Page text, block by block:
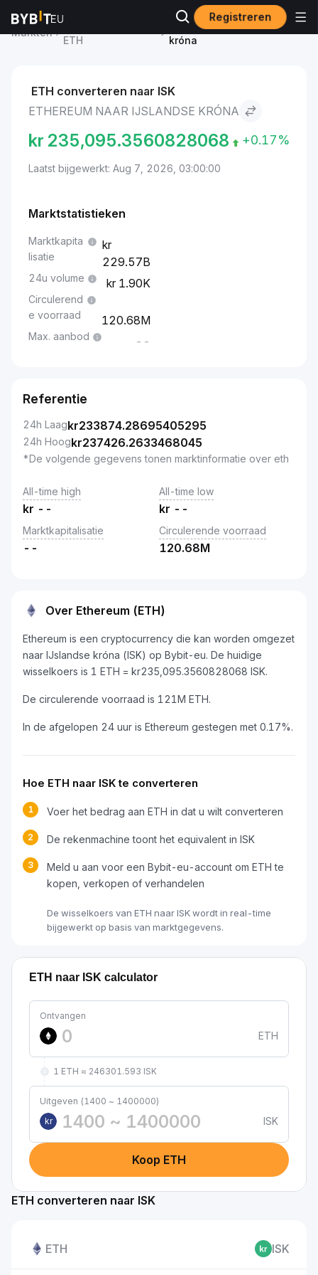
Registreren
Markten
ETH
Ethereum to IJslandse
króna
ETH converteren naar ISK
ETHEREUM NAAR IJSLANDSE KRÓNA
kr 235,095.3560828068 +0.17%
Laatst bijgewerkt: Aug 7, 2026, 03:00:00
Marktstatistieken
Marktkapita
lisatie
229.57B
24u volume 1.90K
Circulerend
e voorraad
120.68M
Max. aanbod --
Referentie
24h Laagkr233874.28695405295
24h Hoogkr237426.2633468045
*De volgende gegevens tonen marktinformatie over eth
All-time high
kr --
All-time low
kr --
Marktkapitalisatie
--
Circulerende voorraad
120.68M
Over Ethereum (ETH)
Ethereum is een cryptocurrency die kan worden omgezet
naar IJslandse króna (ISK) op Bybit-eu. De huidige
wisselkoers is 1 ETH = kr235,095.3560828068 ISK.
De circulerende voorraad is 121M ETH.
In de afgelopen 24 uur is Ethereum gestegen met 0.17%.
Hoe ETH naar ISK te converteren
1 Voer het bedrag aan ETH in dat u wilt converteren
2 De rekenmachine toont het equivalent in ISK
3
Meld u aan voor een Bybit-eu-account om ETH te
kopen, verkopen of verhandelen
De wisselkoers van ETH naar ISK wordt in real-time
bijgewerkt op basis van marktgegevens.
ETH naar ISK calculator
Ontvangen
ETH
1 ETH ≈ 246301.593 ISK
Uitgeven (1400 ~ 1400000)
kr
ISK
Koop ETH
ETH converteren naar ISK
ETH ISK